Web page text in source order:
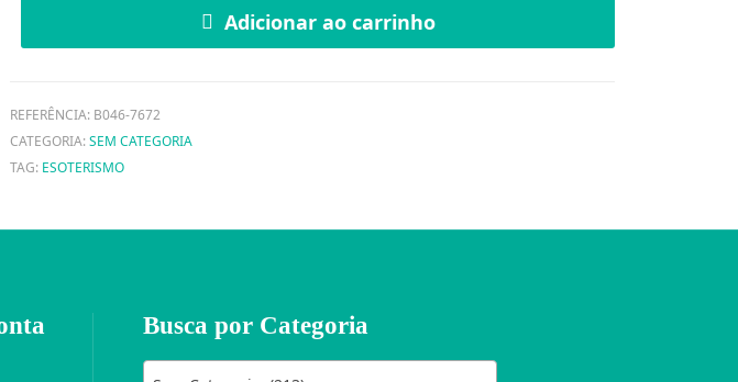
Adicionar ao carrinho
REFERÊNCIA: B046-7672
CATEGORIA:SEM CATEGORIA
TAG: ESOTERISMO
Busca por Categoria